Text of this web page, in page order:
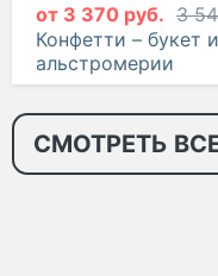
от 3 370 руб. 3
Конфетти – букет
альстромерии
СМОТРЕТЬ